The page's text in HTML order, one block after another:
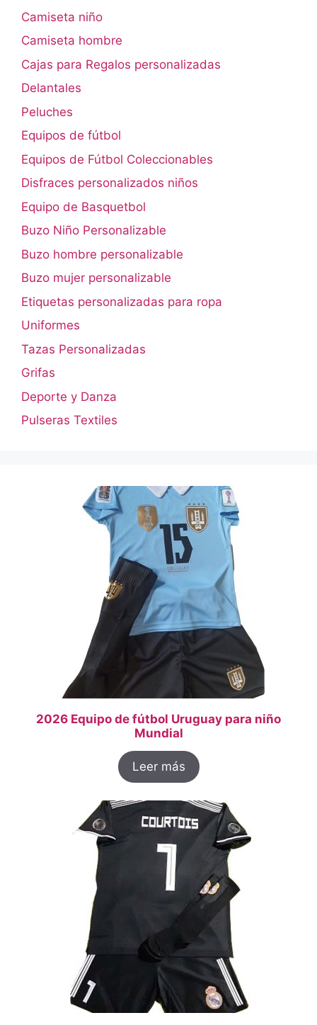
Camiseta niño
Camiseta hombre
Cajas para Regalos personalizadas
Delantales
Peluches
Equipos de fútbol
Equipos de Fútbol Coleccionables
Disfraces personalizados niños
Equipo de Basquetbol
Buzo Niño Personalizable
Buzo hombre personalizable
Buzo mujer personalizable
Etiquetas personalizadas para ropa
Uniformes
Tazas Personalizadas
Grifas
Deporte y Danza
Pulseras Textiles
2026 Equipo de fútbol Uruguay para niño
Mundial
Leer más